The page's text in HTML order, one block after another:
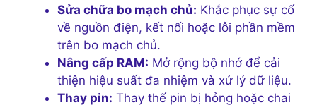
Sửa chữa bo mạch chủ: Khắc phục sự cố
về nguồn điện, kết nối hoặc lỗi phần mềm
trên bo mạch chủ.
Nâng cấp RAM: Mở rộng bộ nhớ để cải
thiện hiệu suất đa nhiệm và xử lý dữ liệu.
Thay pin: Thay thế pin bị hỏng hoặc chai